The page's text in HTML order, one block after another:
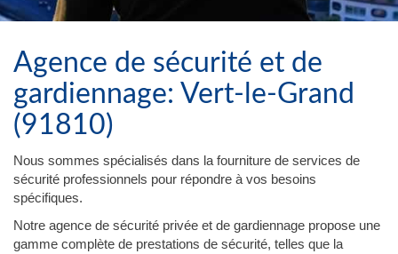
Agence de sécurité et de
gardiennage: Vert-le-Grand
(91810)
Nous sommes spécialisés dans la fourniture de services de
sécurité professionnels pour répondre à vos besoins
spécifiques.
Notre agence de sécurité privée et de gardiennage propose une
gamme complète de prestations de sécurité, telles que la